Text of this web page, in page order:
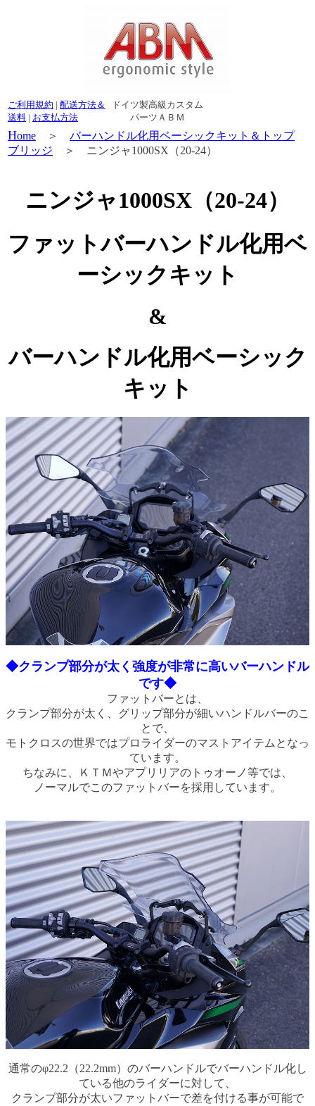
ご利用規約 | 配送方法＆
送料 | お支払方法
ドイツ製高級カスタム
パーツＡＢＭ
Home ＞ バーハンドル化用ベーシックキット＆トップ
ブリッジ ＞ ニンジャ1000SX（20-24）
ニンジャ1000SX（20-24）
ファットバーハンドル化用ベ
ーシックキット
&
バーハンドル化用ベーシック
キット
◆クランプ部分が太く強度が非常に高いバーハンドル
です◆
ファットバーとは、
クランプ部分が太く、グリップ部分が細いハンドルバーのこ
とで、
モトクロスの世界ではプロライダーのマストアイテムとなっ
ています。
ちなみに、ＫＴＭやアプリリアのトゥオーノ等では、
ノーマルでこのファットバーを採用しています。
通常のφ22.2（22.2mm）のバーハンドルでバーハンドル化し
ている他のライダーに対して、
クランプ部分が太いファットバーで差を付ける事が可能で